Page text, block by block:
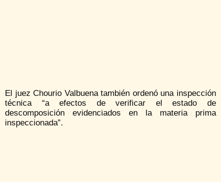
El juez Chourio Valbuena también ordenó una inspección
técnica “a efectos de verificar el estado de
descomposición evidenciados en la materia prima
inspeccionada”.